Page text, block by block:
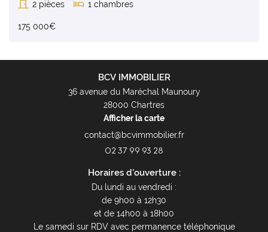
 2 pièces  1 chambres
175 000€
BCV IMMOBILIER
36 avenue du Maréchal Maunoury
28000 Chartres
Afficher la carte
02 37 99 93 28
Horaires d'ouverture :
Du lundi au vendredi :
de 9h00 à 12h30
et de 14h00 à 18h00
Le samedi sur RDV avec permanence téléphonique